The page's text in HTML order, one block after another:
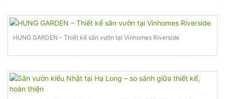
HUNG GARDEN – Thiết kế sân vườn tại Vinhomes Riverside